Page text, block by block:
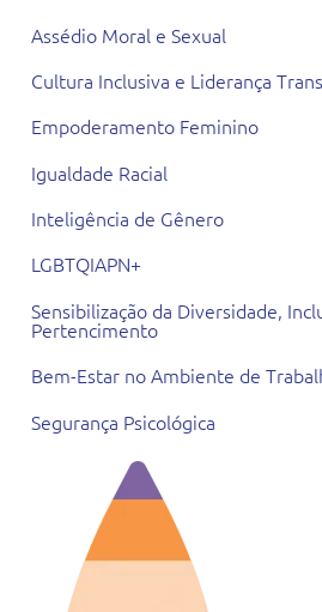
Assédio Moral e Sexual
Cultura Inclusiva e Liderança
Empoderamento Feminino
Igualdade Racial
Inteligência de Gênero
LGBTQIAPN+
Sensibilização da Diversidade,
Pertencimento
Bem-Estar no Ambiente de
Segurança Psicológica